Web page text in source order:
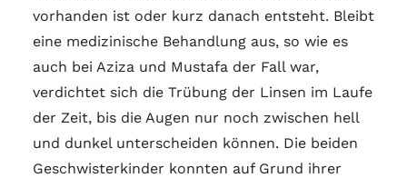
vorhanden ist oder kurz danach entsteht. Bleibt
eine medizinische Behandlung aus, so wie es
auch bei Aziza und Mustafa der Fall war,
verdichtet sich die Trübung der Linsen im Laufe
der Zeit, bis die Augen nur noch zwischen hell
und dunkel unterscheiden können. Die beiden
Geschwisterkinder konnten auf Grund ihrer